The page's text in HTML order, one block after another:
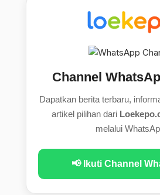
Channel
Dapatkan berita terbaru,
artikel pilihan dari
melalui
📢 Ikuti Channel